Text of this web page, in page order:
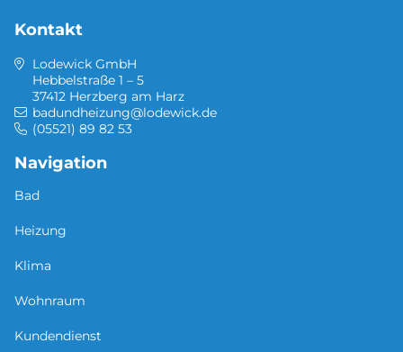
Kontakt
Lodewick GmbH
Hebbelstraße 1 – 5
37412 Herzberg am Harz
badundheizung@lodewick.de
(05521) 89 82 53
Navigation
Bad
Heizung
Klima
Wohnraum
Kundendienst